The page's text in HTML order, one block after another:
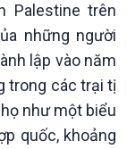
& Biển đảo
& Biển
Palestine trên
những người
lập vào năm
trong các trại tị
như một biểu
quốc, khoảng